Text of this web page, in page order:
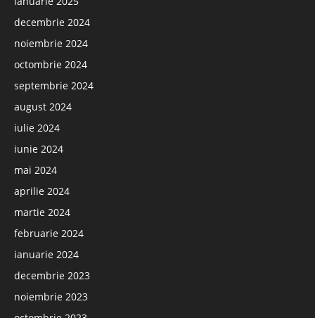
decembrie 2024
noiembrie 2024
octombrie 2024
septembrie 2024
august 2024
iulie 2024
iunie 2024
mai 2024
aprilie 2024
martie 2024
februarie 2024
ianuarie 2024
decembrie 2023
noiembrie 2023